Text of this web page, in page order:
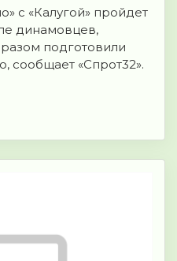
с «Калугой» пройдет
динамовцев,
подготовили
сообщает «Спрот32».